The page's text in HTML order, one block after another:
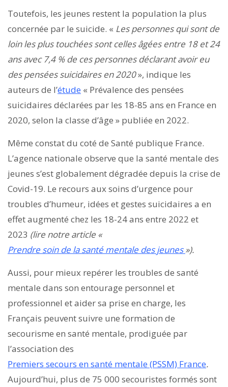
Toutefois, les jeunes restent la population la plus
concernée par le suicide. « Les personnes qui sont de
loin les plus touchées sont celles âgées entre 18 et 24
ans avec 7,4 % de ces personnes déclarant avoir eu
des pensées suicidaires en 2020», indique les
auteurs de l’étude « Prévalence des pensées
suicidaires déclarées par les 18-85 ans en France en
2020, selon la classe d’âge » publiée en 2022.
Même constat du coté de Santé publique France.
L’agence nationale observe que la santé mentale des
jeunes s’est globalement dégradée depuis la crise de
Covid-19. Le recours aux soins d’urgence pour
troubles d’humeur, idées et gestes suicidaires a en
effet augmenté chez les 18-24 ans entre 2022 et
2023 (lire notre article «
Prendre soin de la santé mentale des jeunes»).
Aussi, pour mieux repérer les troubles de santé
mentale dans son entourage personnel et
professionnel et aider sa prise en charge, les
Français peuvent suivre une formation de
secourisme en santé mentale, prodiguée par
l’association des
Premiers secours en santé mentale (PSSM) France.
Aujourd’hui, plus de 75 000 secouristes formés sont